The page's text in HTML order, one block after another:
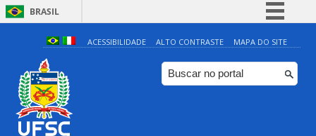
BRASIL
Simplifique!
Comunica BR
Participe
ACESSIBILIDADE ALTO CONTRASTE MAPA DO SITE